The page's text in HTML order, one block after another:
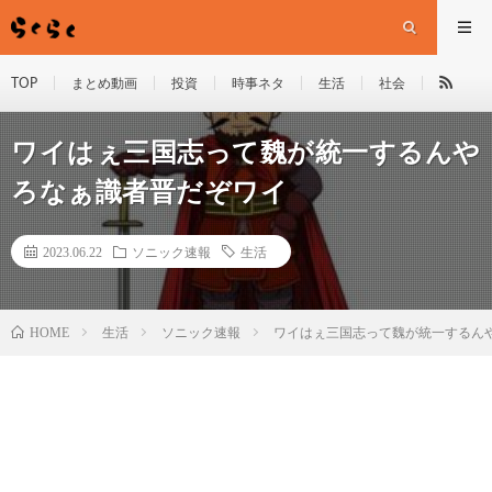
TOP まとめ動画 投資 時事ネタ 生活 社会
ワイはぇ三国志って魏が統一するんや
ろなぁ識者晋だぞワイ
2023.06.22 ソニック速報 生活
HOME 生活 ソニック速報 ワイはぇ三国志って魏が統一するん